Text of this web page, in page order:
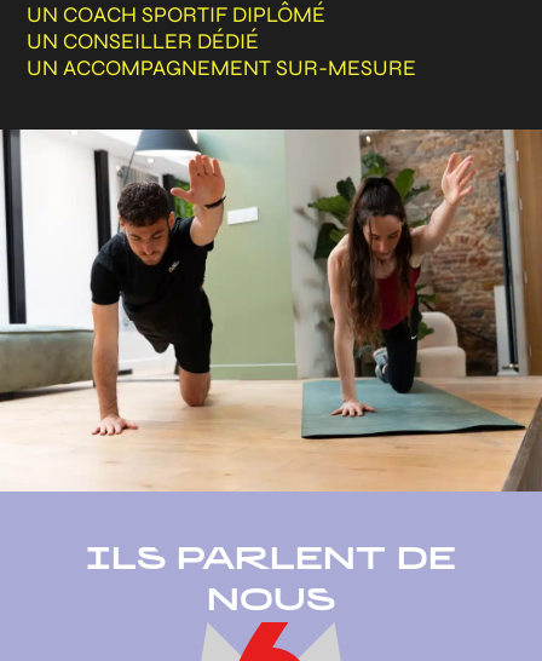
UN COACH SPORTIF DIPLÔMÉ
UN CONSEILLER DÉDIÉ
UN ACCOMPAGNEMENT SUR-MESURE
ILS PARLENT DE
NOUS